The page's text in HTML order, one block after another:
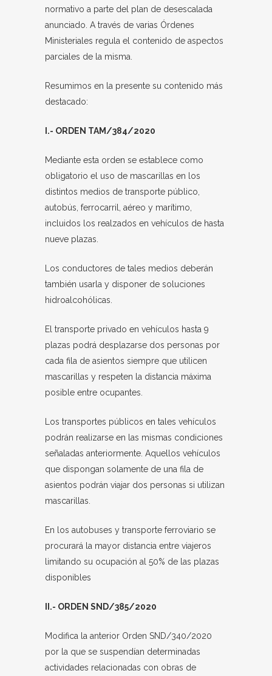
normativo a parte del plan de desescalada
anunciado. A través de varias Órdenes
Ministeriales regula el contenido de aspectos
parciales de la misma.
Resumimos en la presente su contenido más
destacado:
I.- ORDEN TAM/384/2020
Mediante esta orden se establece como
obligatorio el uso de mascarillas en los
distintos medios de transporte público,
autobús, ferrocarril, aéreo y marítimo,
incluidos los realzados en vehículos de hasta
nueve plazas.
Los conductores de tales medios deberán
también usarla y disponer de soluciones
hidroalcohólicas.
El transporte privado en vehículos hasta 9
plazas podrá desplazarse dos personas por
cada fila de asientos siempre que utilicen
mascarillas y respeten la distancia máxima
posible entre ocupantes.
Los transportes públicos en tales vehículos
podrán realizarse en las mismas condiciones
señaladas anteriormente. Aquellos vehículos
que dispongan solamente de una fila de
asientos podrán viajar dos personas si utilizan
mascarillas.
En los autobuses y transporte ferroviario se
procurará la mayor distancia entre viajeros
limitando su ocupación al 50% de las plazas
disponibles
II.- ORDEN SND/385/2020
Modifica la anterior Orden SND/340/2020
por la que se suspendían determinadas
actividades relacionadas con obras de